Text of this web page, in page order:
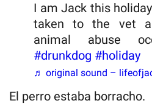
I am Jack this
taken to the vet
animal abuse
#drunkdog #holiday
♬ original sound –
El perro estaba borracho.